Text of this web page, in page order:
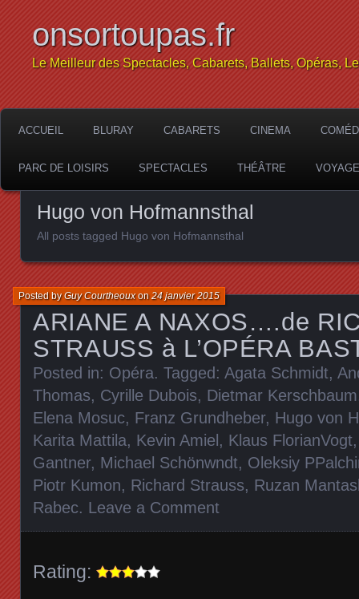
onsortoupas.fr
Le Meilleur des Spectacles, Cabarets, Ballets, Opéras,
ACCUEIL BLURAY CABARETS CINEMA
PARC DE LOISIRS SPECTACLES THÉÂTRE
Hugo von Hofmannsthal
All posts tagged Hugo von Hofmannsthal
ARIANE A NAXOS….de
STRAUSS à L’OPÉRA
Posted byGuy Courtheouxon24 janvier 2015
Posted in: Opéra. Tagged: Agata Schmidt,
Thomas, Cyrille Dubois, Dietmar Kerschbaum
Elena Mosuc, Franz Grundheber, Hugo von
Karita Mattila, Kevin Amiel, Klaus FlorianVogt
Gantner, Michael Schönwndt, Oleksiy
Piotr Kumon, Richard Strauss, Ruzan
Rabec. Leave a Comment
Rating: